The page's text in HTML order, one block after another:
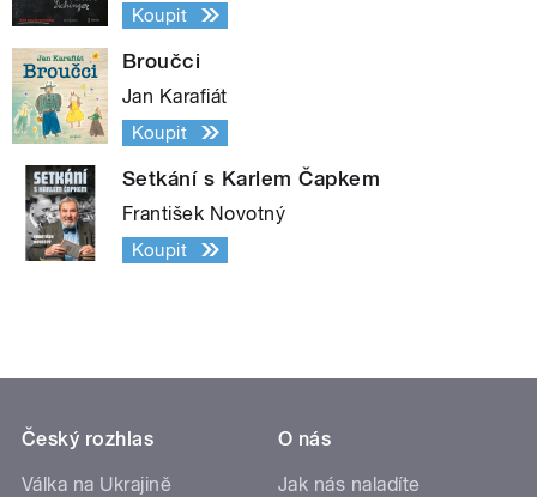
Koupit
Broučci
Jan Karafiát
Koupit
Setkání s Karlem Čapkem
František Novotný
Koupit
Český rozhlas
Válka na Ukrajině
O nás
Jak nás naladíte